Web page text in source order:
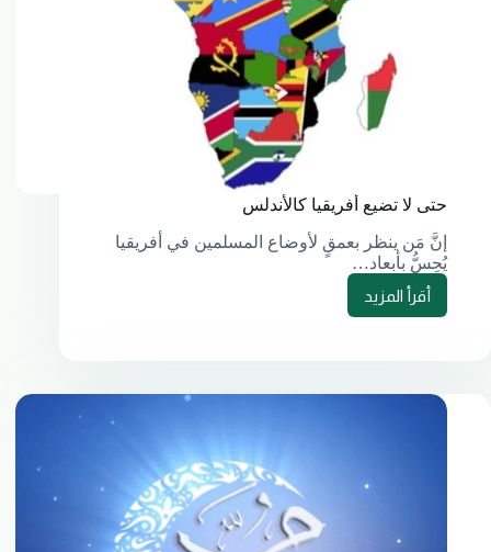
حتى لا تضيع أفريقيا كالأندلس
إنَّ مَن ينظر بعمقٍ لأوضاع المسلمين في أفريقيا
يُحِسُّ بأبعاد…
أقرأ المزيد